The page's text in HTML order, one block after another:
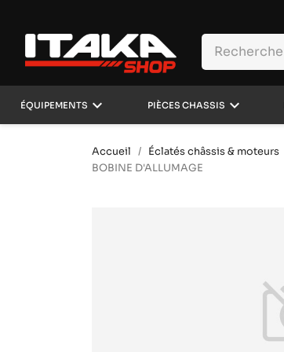
ÉQUIPEMENTS keyboard_arrow_down PIÈCES CHASSIS keyboard_arrow_down
Accueil Éclatés châssis & moteurs
BOBINE D'ALLUMAGE